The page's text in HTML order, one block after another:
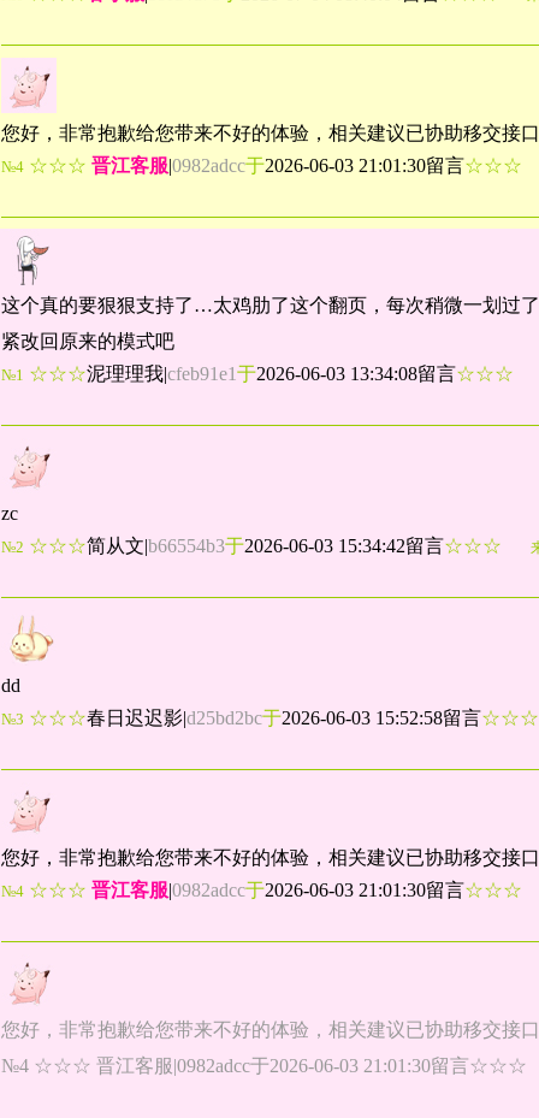
您好，非常抱歉给您带来不好的体验，相关建议已协助移交接
№4 ☆☆☆ 晋江客服|0982adcc于2026-06-03 21:01:30留言
这个真的要狠狠支持了…太鸡肋了这个翻页，每次稍微一划过
紧改回原来的模式吧
№1 ☆☆☆泥理理我|cfeb91e1于2026-06-03 13:34:08留言☆☆☆
zc
№2 ☆☆☆简从文|b66554b3于2026-06-03 15:34:42留言☆☆☆
dd
№3 ☆☆☆春日迟迟影|d25bd2bc于2026-06-03 15:52:58留言
您好，非常抱歉给您带来不好的体验，相关建议已协助移交接
№4 ☆☆☆ 晋江客服|0982adcc于2026-06-03 21:01:30留言
您好，非常抱歉给您带来不好的体验，相关建议已协助移交接
№4 ☆☆☆ 晋江客服|0982adcc于2026-06-03 21:01:30留言☆☆☆